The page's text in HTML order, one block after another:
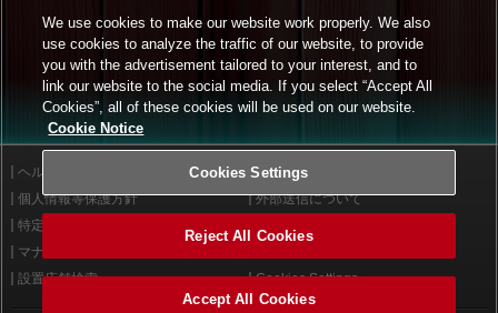
ヘルプ
利用規約
個人情報等保護方針
外部送信について
特定商取引法に基づく表示
マナー＆ルール
設置店舗検索
Cookies Settings
We use cookies to make our website work properly. We also
use cookies to analyze the traffic of our website, to provide
you with the advertisement tailored to your interest, and to
link our website to the social media. If you select “Accept All
Cookies”, all of these cookies will be used on our website.
Cookie Notice
Cookies Settings
Reject All Cookies
Accept All Cookies